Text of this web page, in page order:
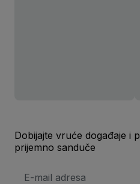
Dobijajte vruće događaje i
prijemno sanduče
mail